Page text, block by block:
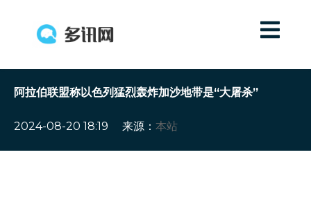
阿拉伯联盟称以色列猛烈轰炸加沙地带是“大屠杀”
2024-08-20 18:19 来源： 本站